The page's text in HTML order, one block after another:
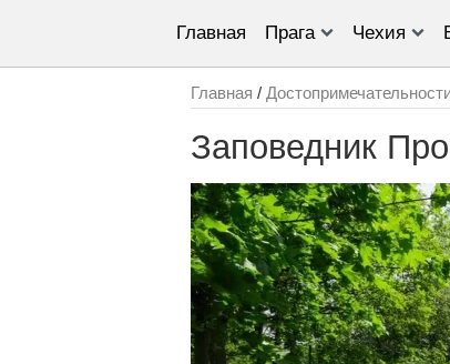
Главная Прага Чехия
Главная /
Заповедник